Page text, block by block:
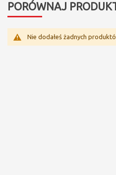
PORÓWNAJ
Nie dodałeś żadnych